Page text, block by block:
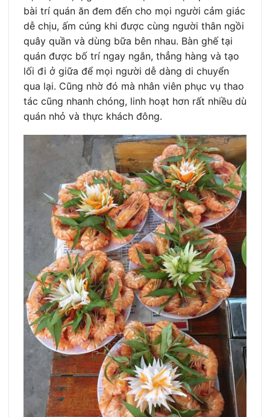
bài trí quán ăn đem đến cho mọi người cảm giác
dễ chịu, ấm cúng khi được cùng người thân ngồi
quây quần và dùng bữa bên nhau. Bàn ghế tại
quán được bố trí ngay ngắn, thẳng hàng và tạo
lối đi ở giữa để mọi người dễ dàng di chuyển
qua lại. Cũng nhờ đó mà nhân viên phục vụ thao
tác cũng nhanh chóng, linh hoạt hơn rất nhiều dù
quán nhỏ và thực khách đông.